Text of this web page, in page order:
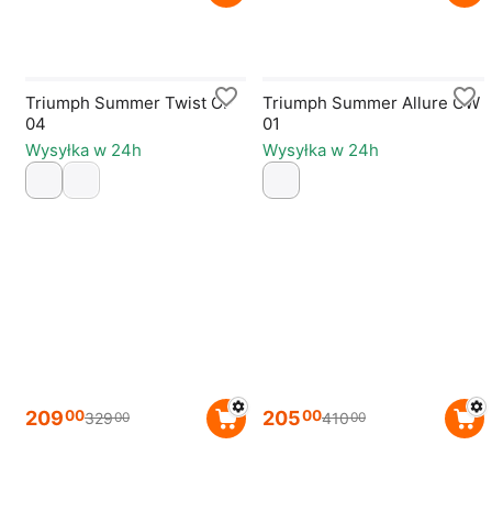
Triumph Summer Twist OP
04
Wysyłka w 24h
2090032900
Triumph Summer Allure OW
01
Wysyłka w 24h
2050041000